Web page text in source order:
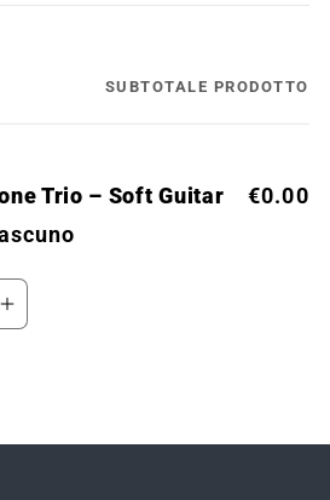
SUBTOTALE PRODOTTO
Trio ‎– Soft Guitar
€0.00
Aumenta